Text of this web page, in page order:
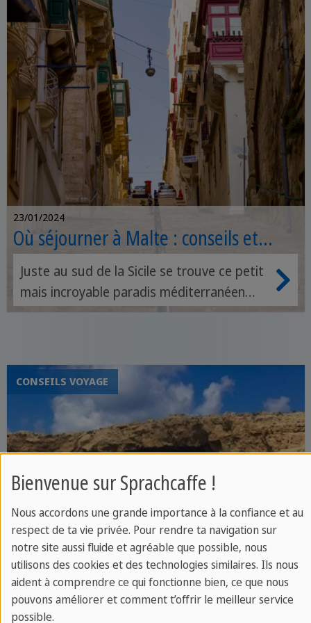
23/01/2024
Où séjourner à Malte : conseils et
astuces d'experts
Juste au sud de la Sicile se trouve ce petit
mais incroyable paradis méditerranéen
qu'est l'île de Malte, l'une des destinations
idéal (6 mois d'été par an), de ses plages
paradisiaques ou des nombreuses
discothèques de l'île, mais certainement
aussi en raison de la culture fascinante
qui la caractérise. En somme, c'est un
endroit qui vaut la peine d'être visité, la
seule question étant de savoir où loger à
Malte. Bien que l'île soit petite et que l'on
puisse s'y déplacer confortablement,
certaines zones sont plus propices que
d'autres à l'hébergement, en fonction de
vos intérêts et de vos besoins. Que vous
CONSEILS VOYAGE
Bienvenue sur Sprachcaffe !
Nous accordons une grande importance à la confiance et au
respect de ta vie privée. Pour rendre ta navigation sur
notre site aussi fluide et agréable que possible, nous
utilisons des cookies et des technologies similaires. Ils nous
aident à comprendre ce qui fonctionne bien, ce que nous
pouvons améliorer et comment t’offrir le meilleur service
possible.